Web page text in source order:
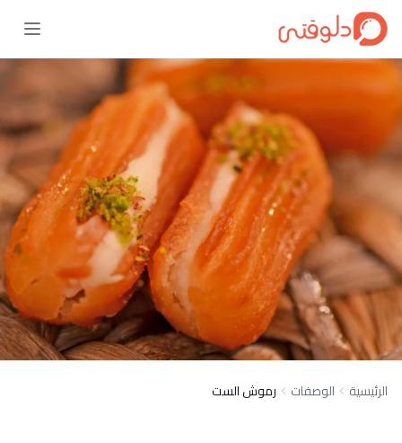
الرئيسية الوصفات رموش الست